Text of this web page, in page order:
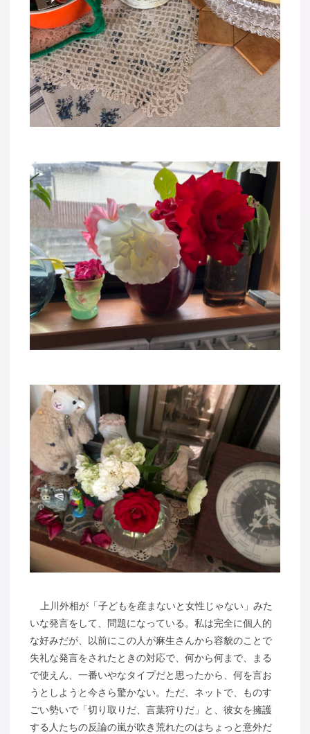
上川外相が「子どもを産まないと女性じゃない」みた
いな発言をして、問題になっている。私は完全に個人的
な好みだが、以前にこの人が麻生さんから容貌のことで
失礼な発言をされたときの対応で、何から何まで、まる
で使えん、一番いやなタイプだと思ったから、何を言お
うとしようと今さら驚かない。ただ、ネットで、ものす
ごい勢いで「切り取りだ、言葉狩りだ」と、彼女を擁護
する人たちの反論の嵐が吹き荒れたのはちょっと意外だ